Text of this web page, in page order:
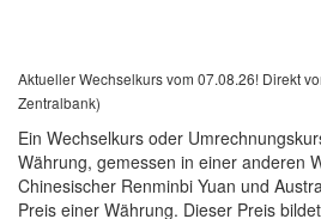
Aktueller Wechselkurs vom 07.08.26! Direkt
Zentralbank)
Ein Wechselkurs oder
Währung, gemessen in einer anderen
Chinesischer Renminbi Yuan und
Preis einer Währung. Dieser Preis